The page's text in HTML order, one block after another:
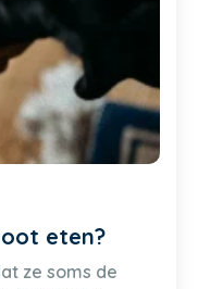
eten?
ze soms de